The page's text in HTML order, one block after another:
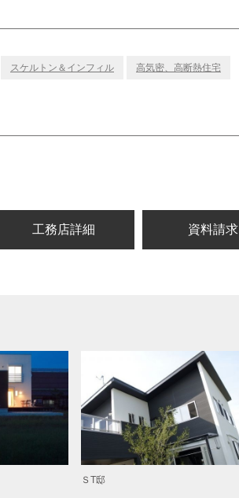
スケルトン＆インフィル 高気密、高断熱住宅
工務店詳細
ＳT邸